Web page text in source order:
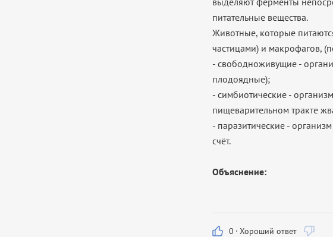
питательные вещества.
Животные, которые
частицами) и макрофагов,
- свободноживущие -
плодоядные);
- симбиотические -
пищеварительном тракте
- паразитические -
счёт.
Объяснение:
0 · Хороший ответ